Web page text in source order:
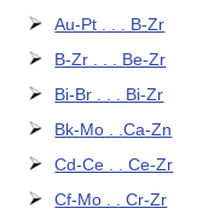
Au-Pt . . . B-Zr
B-Zr . . . Be-Zr
Bi-Br . . . Bi-Zr
Bk-Mo . .Ca-Zn
Cd-Ce . . Ce-Zr
Cf-Mo . . Cr-Zr